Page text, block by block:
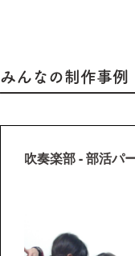
みんなの制作事例
吹奏楽部 - 部活パ